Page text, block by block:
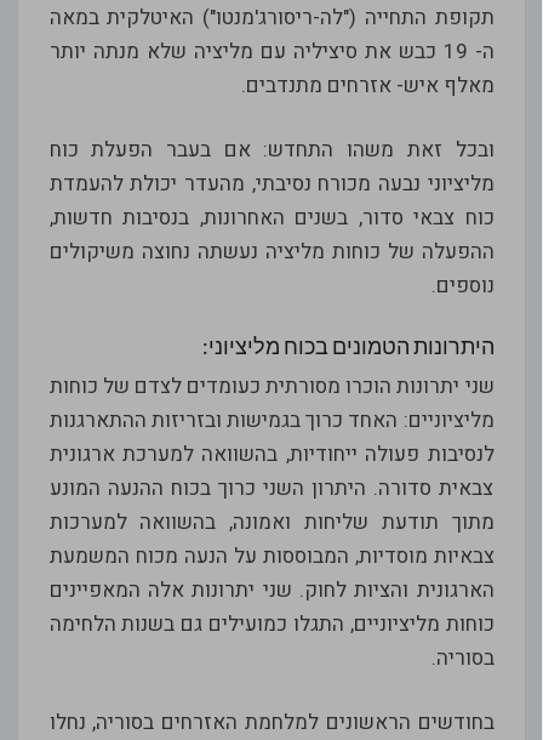
תקופת התחייה ("לה-ריסורג'מנטו") האיטלקית במאה
ה- 19 כבש את סיציליה עם מליציה שלא מנתה יותר
מאלף איש- אזרחים מתנדבים.
ובכל זאת משהו התחדש: אם בעבר הפעלת כוח
מליציוני נבעה מכורח נסיבתי, מהעדר יכולת להעמדת
כוח צבאי סדור, בשנים האחרונות, בנסיבות חדשות,
ההפעלה של כוחות מליציה נעשתה נחוצה משיקולים
נוספים.
היתרונות הטמונים בכוח מליציוני:
שני יתרונות הוכרו מסורתית כעומדים לצדם של כוחות
מליציוניים: האחד כרוך בגמישות ובזריזות ההתארגנות
לנסיבות פעולה ייחודיות, בהשוואה למערכת ארגונית
צבאית סדורה. היתרון השני כרוך בכוח ההנעה המונע
מתוך תודעת שליחות ואמונה, בהשוואה למערכות
צבאיות מוסדיות, המבוססות על הנעה מכוח המשמעת
הארגונית והציות לחוק. שני יתרונות אלה המאפיינים
כוחות מליציוניים, התגלו כמועילים גם בשנות הלחימה
בסוריה.
בחודשים הראשונים למלחמת האזרחים בסוריה, נחלו